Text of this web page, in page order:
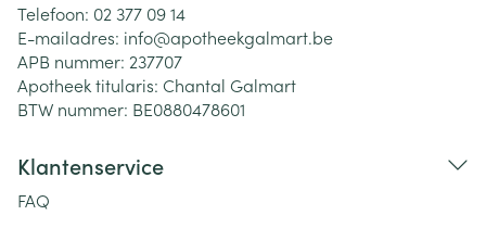
Telefoon: 02 377 09 14
E-mailadres: info@apotheekgalmart.be
APB nummer: 237707
Apotheek titularis: Chantal Galmart
BTW nummer: BE0880478601
Klantenservice
FAQ